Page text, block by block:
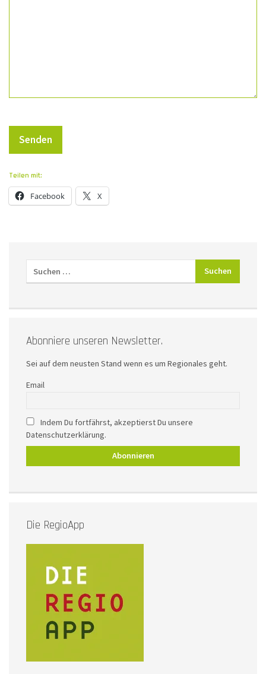
Teilen mit:
Facebook X
Abonniere unseren Newsletter.
Sei auf dem neusten Stand wenn es um Regionales geht.
Email
Indem Du fortfährst, akzeptierst Du unsere
Datenschutzerklärung.
Die RegioApp